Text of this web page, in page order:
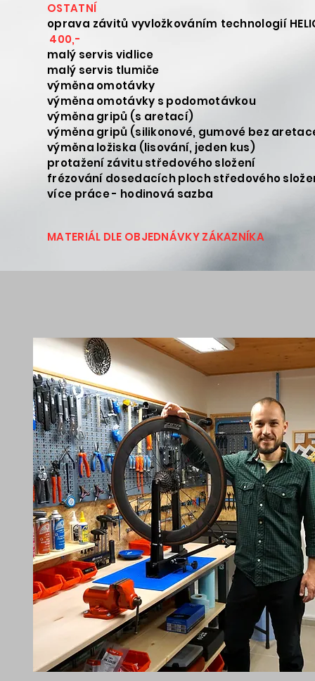
oprava závitů vyvložkováním
400,-
malý
malý
výměna
výměna omotávky
výměna
výměna gripů (silikonové,
výměna ložiska
protažení závitu
frézování dosedacích
více práce - hodinová sazba
MATERIÁL DLE OBJEDNÁVKY ZÁKAZNÍKA